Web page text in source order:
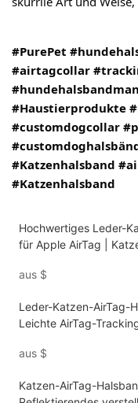
#PurePet
#airtagcollar
#Haustierprodukte
#customdogcollar
#Katzenhalsband
#Katzenhalsband
Hochwertiges Leder-
für Apple AirTag |
aus $
Leder-Katzen-AirTag-
Leichte AirTag-
aus $
Katzen-AirTag-